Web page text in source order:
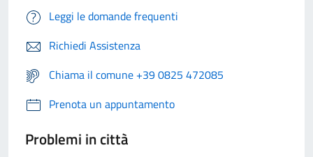
Leggi le domande frequenti
Richiedi Assistenza
Chiama il comune +39 0825 472085
Prenota un appuntamento
Problemi in città